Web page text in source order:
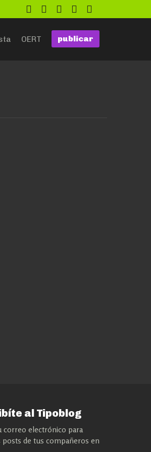
twitterfacebook
flickr google
publicar
OERT
al Tipoblog
correo electrónico para
posts de tus compañeros en